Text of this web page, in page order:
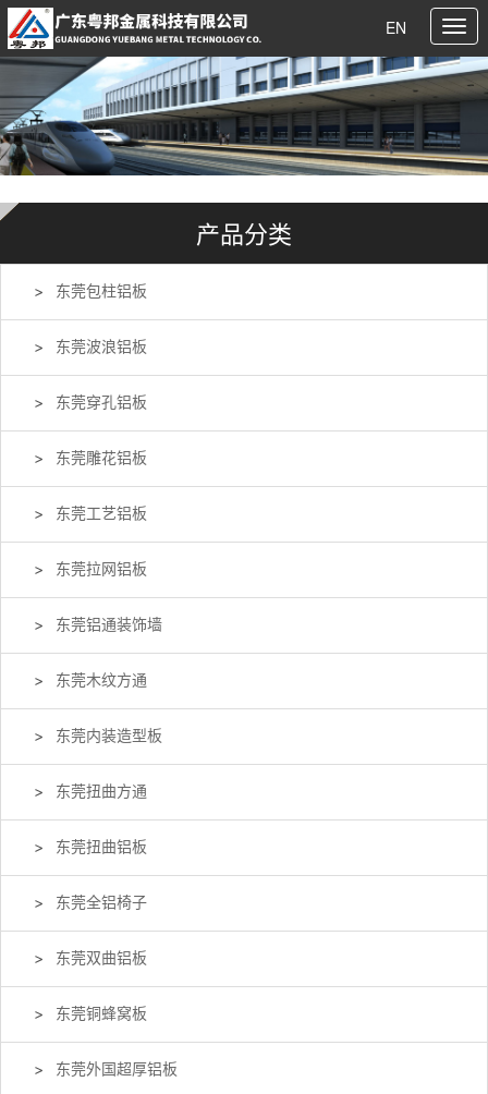
EN
产品分类
东莞包柱铝板
东莞波浪铝板
东莞穿孔铝板
东莞雕花铝板
东莞工艺铝板
东莞拉网铝板
东莞铝通装饰墙
东莞木纹方通
东莞内装造型板
东莞扭曲方通
东莞扭曲铝板
东莞全铝椅子
东莞双曲铝板
东莞铜蜂窝板
东莞外国超厚铝板